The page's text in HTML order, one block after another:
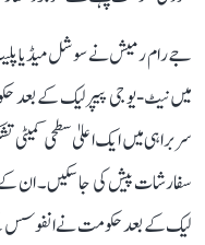
میں نیٹ-یو جی پیپر لیک کے بعد
سربراہی میں ایک اعلیٰ سطحی کمیٹی
لیک کے بعد حکومت نے انفوسس کے